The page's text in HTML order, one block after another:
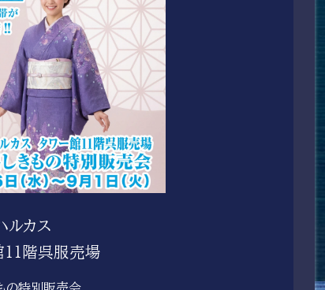
ルカス
11階呉服売場
の特別販売会